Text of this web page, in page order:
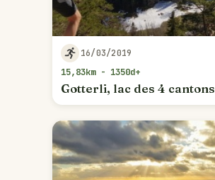
16/03/2019
15,83km - 1350d+
Gotterli, lac des 4 cantons